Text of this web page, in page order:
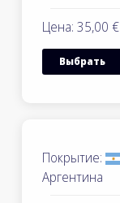
Цена: 35,00 €
Выбрать
Покрытие:
Аргентина